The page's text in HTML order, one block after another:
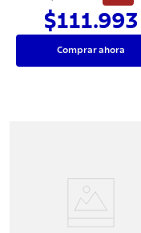
$111.993
Comprar ahora